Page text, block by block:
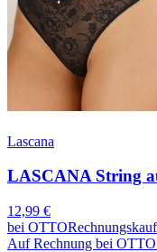
Lascana
LASCANA String
12,99 €
bei OTTORechnungskauf
Auf Rechnung bei OTTO